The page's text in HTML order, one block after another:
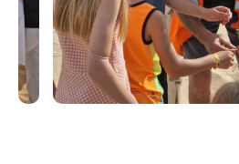
et vivante, pensée pour
sensibiliser à la préservation
Une sortie nature idéale pour
paysages de Pornichet et